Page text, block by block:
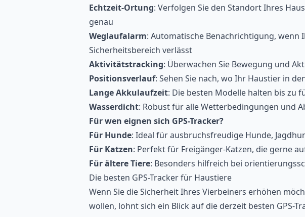
Echtzeit-Ortung: Verfolgen Sie den Standort Ihres
genau
Weglaufalarm: Automatische Benachrichtigung, wenn
Sicherheitsbereich verlässt
Aktivitätstracking: Überwachen Sie Bewegung und
Positionsverlauf: Sehen Sie nach, wo Ihr Haustier in
Lange Akkulaufzeit: Die besten Modelle halten bis zu
Wasserdicht: Robust für alle Wetterbedingungen und
Für wen eignen sich GPS-Tracker?
Für Hunde: Ideal für ausbruchsfreudige Hunde,
Für Katzen: Perfekt für Freigänger-Katzen, die gerne
Für ältere Tiere: Besonders hilfreich bei
Die besten GPS-Tracker für Haustiere
Wenn Sie die Sicherheit Ihres Vierbeiners erhöhen
wollen, lohnt sich ein Blick auf die derzeit besten GPS-